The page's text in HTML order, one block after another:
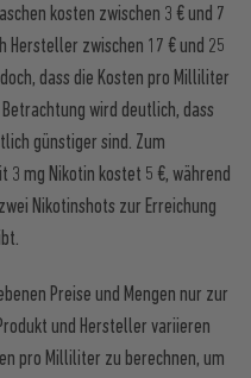
kosten zwischen 3 € und 7
Hersteller zwischen 17 € und 25
dass die Kosten pro Milliliter
wird deutlich, dass
günstiger sind. Zum
3 mg Nikotin kostet 5 €, während
Nikotinshots zur Erreichung
Preise und Mengen nur zur
und Hersteller variieren
pro Milliliter zu berechnen, um